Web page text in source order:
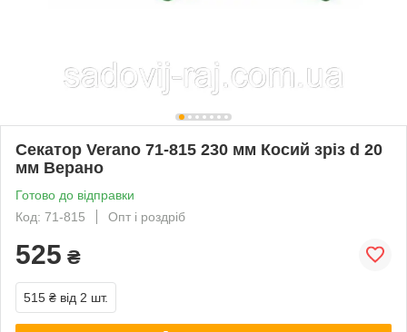
Секатор Verano 71-815 230 мм Косий зріз d 20
мм Верано
Готово до відправки
Код: 71-815
Опт і роздріб
525 ₴
515 ₴ від 2 шт.